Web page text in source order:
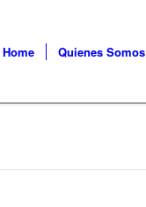
Home Quienes Somos